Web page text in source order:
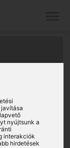
nyújtsunk a
interakciók
hirdetések